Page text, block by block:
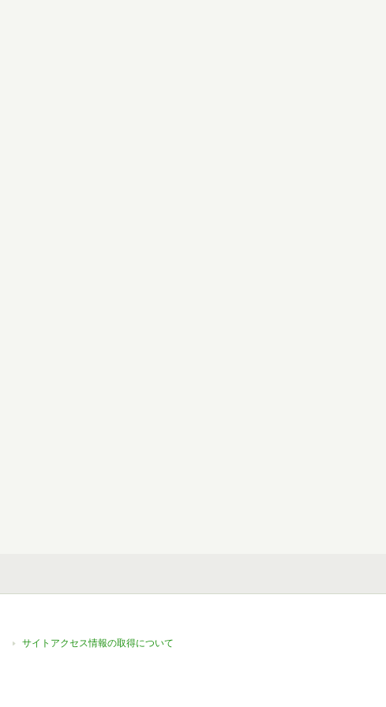
サイトアクセス情報の取得について